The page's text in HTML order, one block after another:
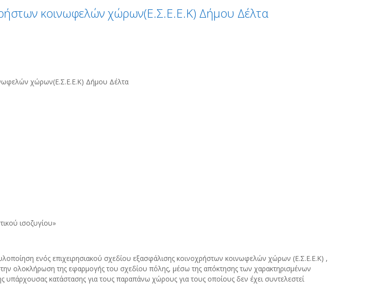
κοινωφελών χώρων(Ε.Σ.Ε.Ε.Κ) Δήμου Δέλτα
χώρων(Ε.Σ.Ε.Ε.Κ) Δήμου Δέλτα
ισοζυγίου»
ενός επιχειρησιακού σχεδίου εξασφάλισης κοινοχρήστων κοινωφελών χώρων (Ε.Σ.Ε.Ε.Κ) ,
ολοκλήρωση της εφαρμογής του σχεδίου πόλης, μέσω της απόκτησης των χαρακτηρισμένων
κατάστασης για τους παραπάνω χώρους για τους οποίους δεν έχει συντελεστεί